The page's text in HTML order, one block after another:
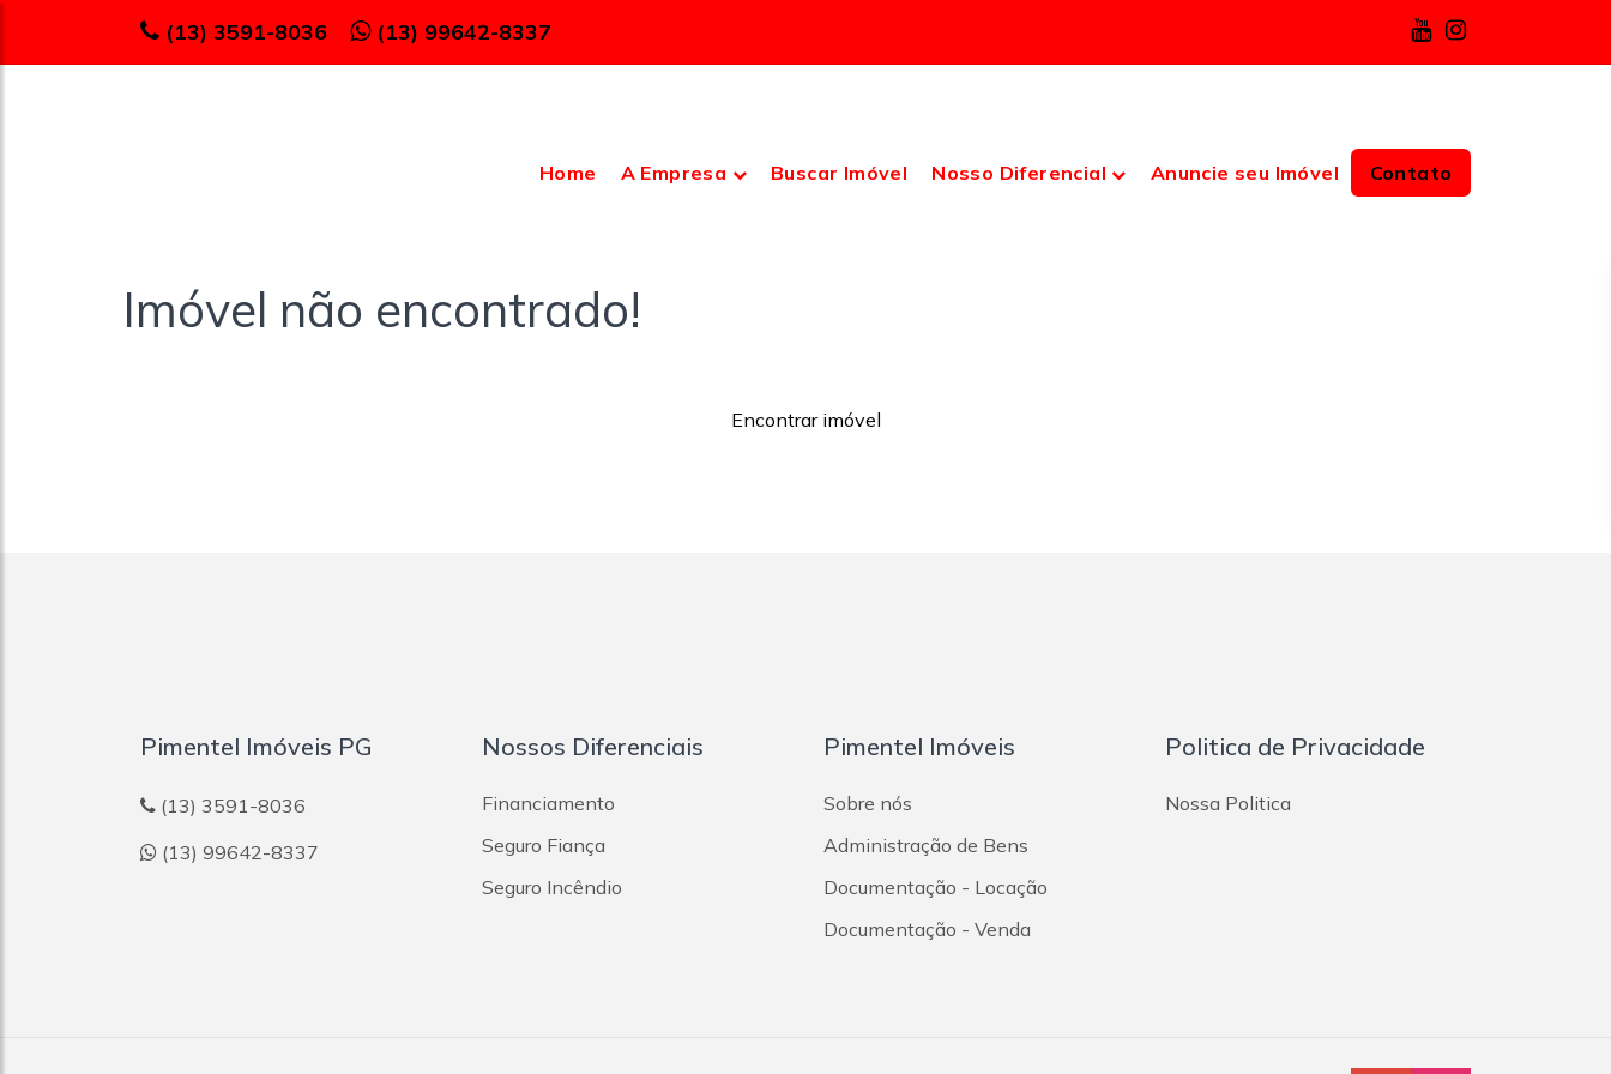
(13) 3591-8036 (13) 99642-8337
Home A Empresa Buscar Imóvel Nosso Diferencial Anuncie seu Imóvel Contato
Imóvel não encontrado!
Encontrar imóvel
Pimentel Imóveis PG
(13) 3591-8036
(13) 99642-8337
Nossos Diferenciais
Financiamento
Seguro Fiança
Seguro Incêndio
Pimentel Imóveis
Sobre nós
Administração de Bens
Documentação - Locação
Documentação - Venda
Politica de Privacidade
Nossa Politica